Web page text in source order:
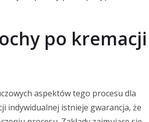
po kremacji
aspektów tego procesu dla
indywidualnej istnieje gwarancja, że